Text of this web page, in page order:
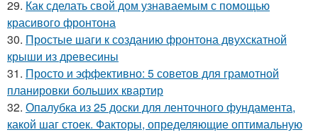
29. Как сделать свой дом узнаваемым с помощью
красивого фронтона
30. Простые шаги к созданию фронтона двухскатной
крыши из древесины
31. Просто и эффективно: 5 советов для грамотной
планировки больших квартир
32. Опалубка из 25 доски для ленточного фундамента,
какой шаг стоек. Факторы, определяющие оптимальную